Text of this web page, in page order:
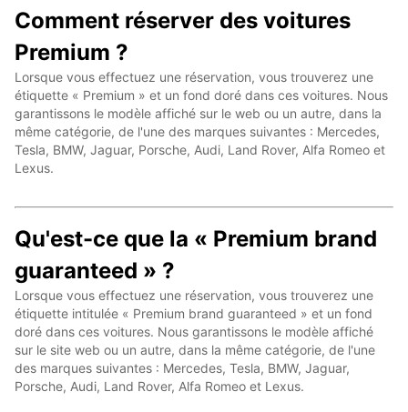
Comment réserver des voitures
Premium ?
Lorsque vous effectuez une réservation, vous trouverez une
étiquette « Premium » et un fond doré dans ces voitures. Nous
garantissons le modèle affiché sur le web ou un autre, dans la
même catégorie, de l'une des marques suivantes : Mercedes,
Tesla, BMW, Jaguar, Porsche, Audi, Land Rover, Alfa Romeo et
Lexus.
Qu'est-ce que la « Premium brand
guaranteed » ?
Lorsque vous effectuez une réservation, vous trouverez une
étiquette intitulée « Premium brand guaranteed » et un fond
doré dans ces voitures. Nous garantissons le modèle affiché
sur le site web ou un autre, dans la même catégorie, de l'une
des marques suivantes : Mercedes, Tesla, BMW, Jaguar,
Porsche, Audi, Land Rover, Alfa Romeo et Lexus.